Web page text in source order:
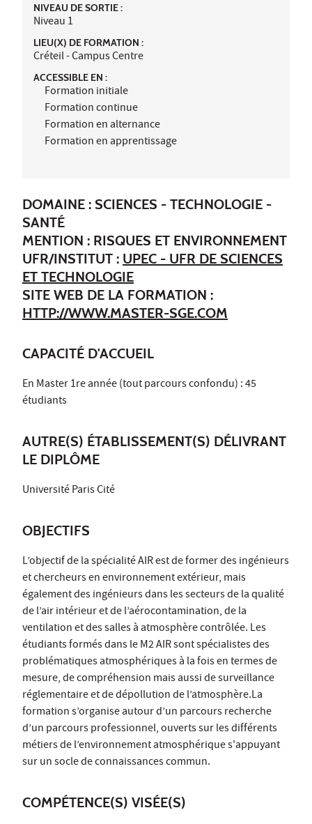
NIVEAU DE SORTIE :
Niveau 1
LIEU(X) DE FORMATION :
Créteil - Campus Centre
ACCESSIBLE EN :
Formation initiale
Formation continue
Formation en alternance
Formation en apprentissage
DOMAINE : SCIENCES - TECHNOLOGIE -
SANTÉ
MENTION : RISQUES ET ENVIRONNEMENT
UFR/INSTITUT : UPEC - UFR DE SCIENCES
ET TECHNOLOGIE
SITE WEB DE LA FORMATION :
HTTP://WWW.MASTER-SGE.COM
CAPACITÉ D'ACCUEIL
En Master 1re année (tout parcours confondu) : 45
étudiants
AUTRE(S) ÉTABLISSEMENT(S) DÉLIVRANT
LE DIPLÔME
Université Paris Cité
OBJECTIFS
L’objectif de la spécialité AIR est de former des ingénieurs
et chercheurs en environnement extérieur, mais
également des ingénieurs dans les secteurs de la qualité
de l’air intérieur et de l’aérocontamination, de la
ventilation et des salles à atmosphère contrôlée. Les
étudiants formés dans le M2 AIR sont spécialistes des
problématiques atmosphériques à la fois en termes de
mesure, de compréhension mais aussi de surveillance
réglementaire et de dépollution de l’atmosphère.La
formation s’organise autour d’un parcours recherche
d’un parcours professionnel, ouverts sur les différents
métiers de l’environnement atmosphérique s'appuyant
sur un socle de connaissances commun.
COMPÉTENCE(S) VISÉE(S)